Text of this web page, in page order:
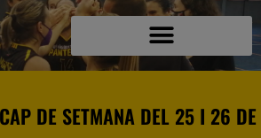
DE SETMANA DEL 25 I 26 DE